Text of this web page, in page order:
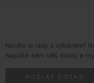
Nevíte si rady s výběrem?
Napište nám Váš dotaz a